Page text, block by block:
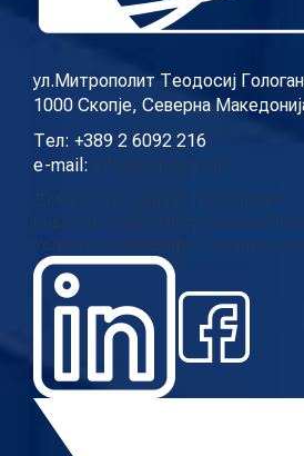
ул.Митрополит Теодосиј
1000 Скопје, Северна
Тел: +389 2 6092 216
e-mail: